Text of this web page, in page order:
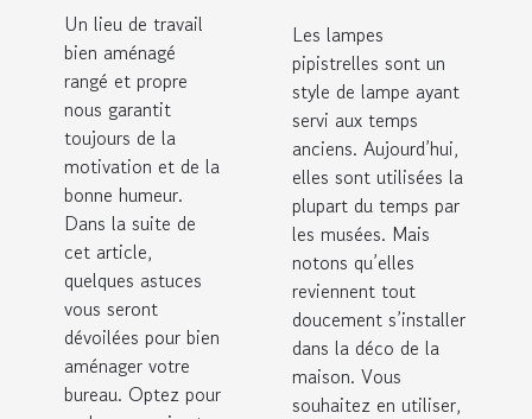
Un lieu de travail
bien aménagé
rangé et propre
nous garantit
toujours de la
motivation et de la
bonne humeur.
Dans la suite de
cet article,
quelques astuces
vous seront
dévoilées pour bien
aménager votre
bureau. Optez pour
Les lampes
pipistrelles sont un
style de lampe ayant
servi aux temps
anciens. Aujourd’hui,
elles sont utilisées la
plupart du temps par
les musées. Mais
notons qu’elles
reviennent tout
doucement s’installer
dans la déco de la
maison. Vous
souhaitez en utiliser,